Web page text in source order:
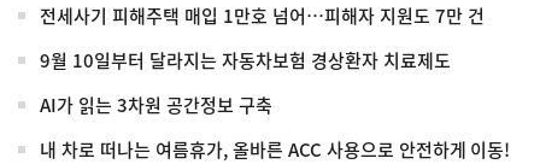
전세사기 피해주택 매입 1만호 넘어…피해자 지원도 7만 건
9월 10일부터 달라지는 자동차보험 경상환자 치료제도
AI가 읽는 3차원 공간정보 구축
내 차로 떠나는 여름휴가, 올바른 ACC 사용으로 안전하게 이동!